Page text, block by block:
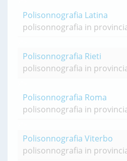
Polisonnografia Latina
polisonnografia in
Polisonnografia Rieti
polisonnografia in
Polisonnografia Roma
polisonnografia in
Polisonnografia Viterbo
polisonnografia in